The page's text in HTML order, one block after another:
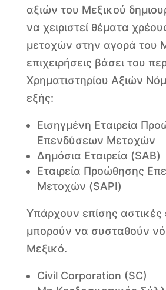
αξιών του Μεξικού
να χειριστεί θέματα
μετοχών στην αγορά του
επιχειρήσεις βάσει του
Χρηματιστηρίου Αξιών
εξής:
Εισηγμένη Εταιρεία
Επενδύσεων Μετοχών
Δημόσια Εταιρεία (SAB)
Εταιρεία Προώθησης
Μετοχών (SAPI)
Υπάρχουν επίσης αστικές
μπορούν να συσταθούν
Μεξικό.
Civil Corporation (SC)